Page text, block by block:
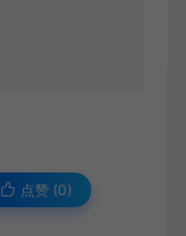
点赞 (0)